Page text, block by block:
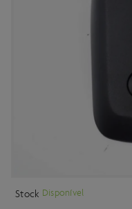
Stock Disponível